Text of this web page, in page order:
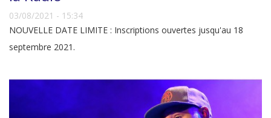
03/08/2021 - 15:34
NOUVELLE DATE LIMITE : Inscriptions ouvertes jusqu'au 18
septembre 2021.